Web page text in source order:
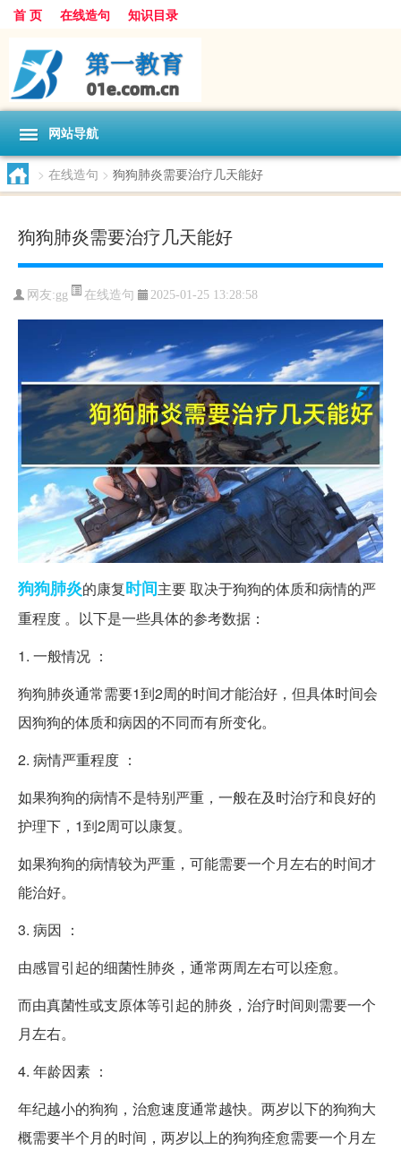
首 页 在线造句 知识目录
网站导航
> 在线造句 > 狗狗肺炎需要治疗几天能好
狗狗肺炎需要治疗几天能好
网友:gg 在线造句 2025-01-25 13:28:58
狗狗肺炎的康复时间主要 取决于狗狗的体质和病情的严
重程度 。以下是一些具体的参考数据：
1. 一般情况 ：
狗狗肺炎通常需要1到2周的时间才能治好，但具体时间会
因狗狗的体质和病因的不同而有所变化。
2. 病情严重程度 ：
如果狗狗的病情不是特别严重，一般在及时治疗和良好的
护理下，1到2周可以康复。
如果狗狗的病情较为严重，可能需要一个月左右的时间才
能治好。
3. 病因 ：
由感冒引起的细菌性肺炎，通常两周左右可以痊愈。
而由真菌性或支原体等引起的肺炎，治疗时间则需要一个
月左右。
4. 年龄因素 ：
年纪越小的狗狗，治愈速度通常越快。两岁以下的狗狗大
概需要半个月的时间，两岁以上的狗狗痊愈需要一个月左